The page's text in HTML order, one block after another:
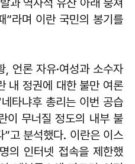
”라며 이란 국민의 봉기를
언론 자유·여성과 소수자
내 정권에 대한 불만 여론
타냐후 총리는 이번 공습
이 무너질 정도의 내부 불
고 분석했다. 이란은 이스
의 인터넷 접속을 제한했